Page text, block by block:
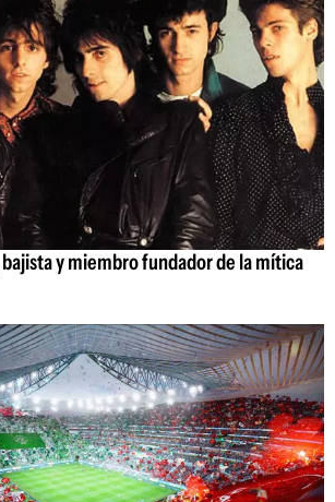
y miembro fundador de la mítica